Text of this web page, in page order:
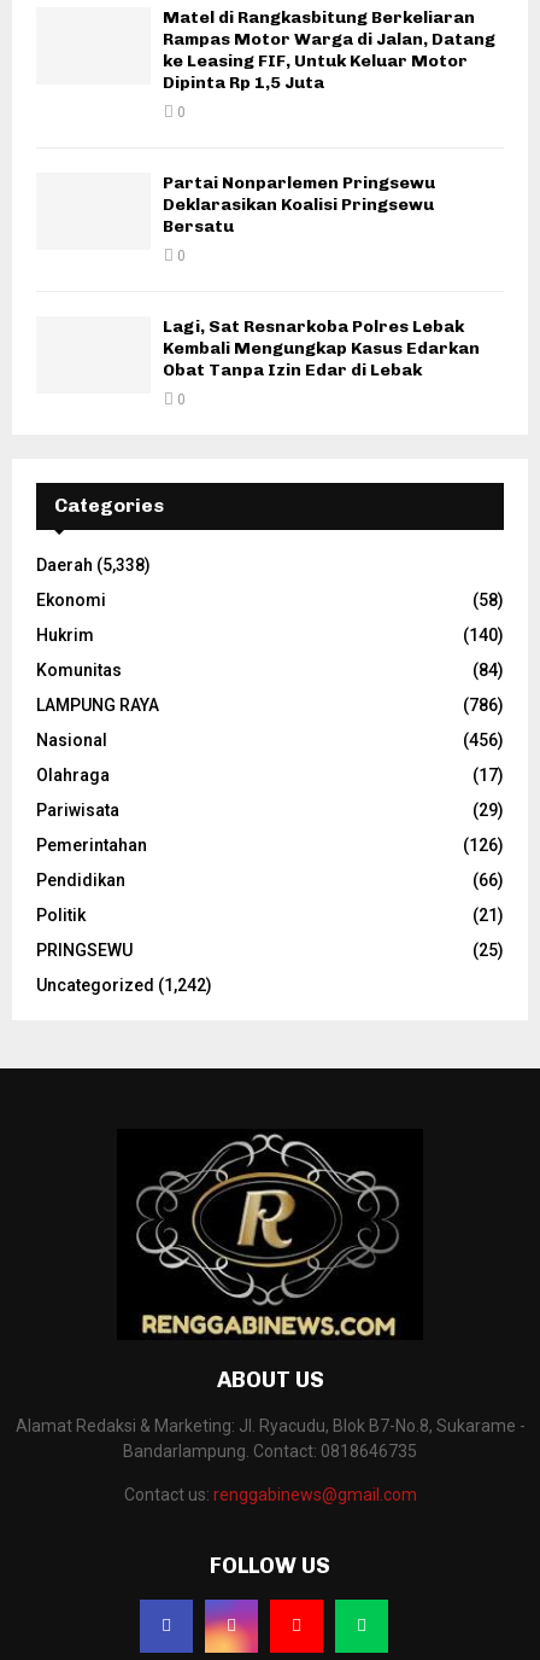
Matel di Rangkasbitung Berkeliaran
Rampas Motor Warga di Jalan, Datang
ke Leasing FIF, Untuk Keluar Motor
Dipinta Rp 1,5 Juta
0
Partai Nonparlemen Pringsewu
Deklarasikan Koalisi Pringsewu
Bersatu
0
Lagi, Sat Resnarkoba Polres Lebak
Kembali Mengungkap Kasus Edarkan
Obat Tanpa Izin Edar di Lebak
0
Categories
Daerah (5,338)
Ekonomi
(58)
Hukrim
(140)
Komunitas
(84)
LAMPUNG RAYA
(786)
Nasional
(456)
Olahraga
(17)
Pariwisata
(29)
Pemerintahan
(126)
Pendidikan
(66)
Politik
(21)
PRINGSEWU
(25)
Uncategorized (1,242)
ABOUT US
Alamat Redaksi & Marketing: Jl. Ryacudu, Blok B7-No.8, Sukarame -
Bandarlampung. Contact: 0818646735
Contact us: renggabinews@gmail.com
FOLLOW US